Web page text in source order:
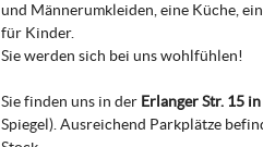
und Männerumkleiden, eine Küche,
für Kinder.
Sie werden sich bei uns wohlfühlen!
Sie finden uns in der Erlanger Str. 15
Spiegel). Ausreichend Parkplätze